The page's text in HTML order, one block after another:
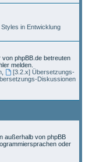
Styles in Entwicklung
phpBB.de betreuten
melden.
,
[3.2.x] Übersetzungs-
Diskussionen
außerhalb von phpBB
oder